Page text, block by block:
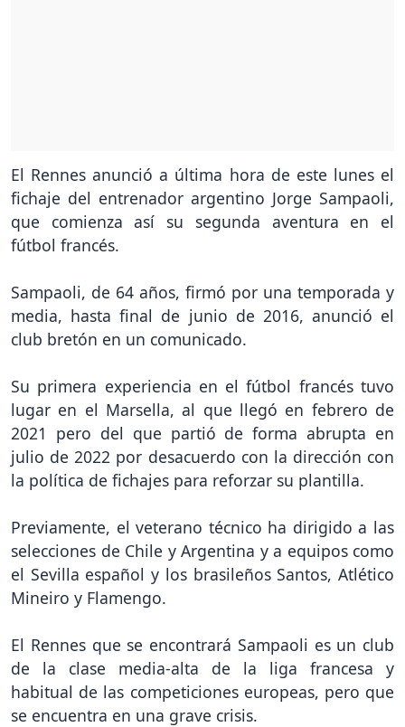
El Rennes anunció a última hora de este lunes el
fichaje del entrenador argentino Jorge Sampaoli,
que comienza así su segunda aventura en el
fútbol francés.
Sampaoli, de 64 años, firmó por una temporada y
media, hasta final de junio de 2016, anunció el
club bretón en un comunicado.
Su primera experiencia en el fútbol francés tuvo
lugar en el Marsella, al que llegó en febrero de
2021 pero del que partió de forma abrupta en
julio de 2022 por desacuerdo con la dirección con
la política de fichajes para reforzar su plantilla.
Previamente, el veterano técnico ha dirigido a las
selecciones de Chile y Argentina y a equipos como
el Sevilla español y los brasileños Santos, Atlético
Mineiro y Flamengo.
El Rennes que se encontrará Sampaoli es un club
de la clase media-alta de la liga francesa y
habitual de las competiciones europeas, pero que
se encuentra en una grave crisis.